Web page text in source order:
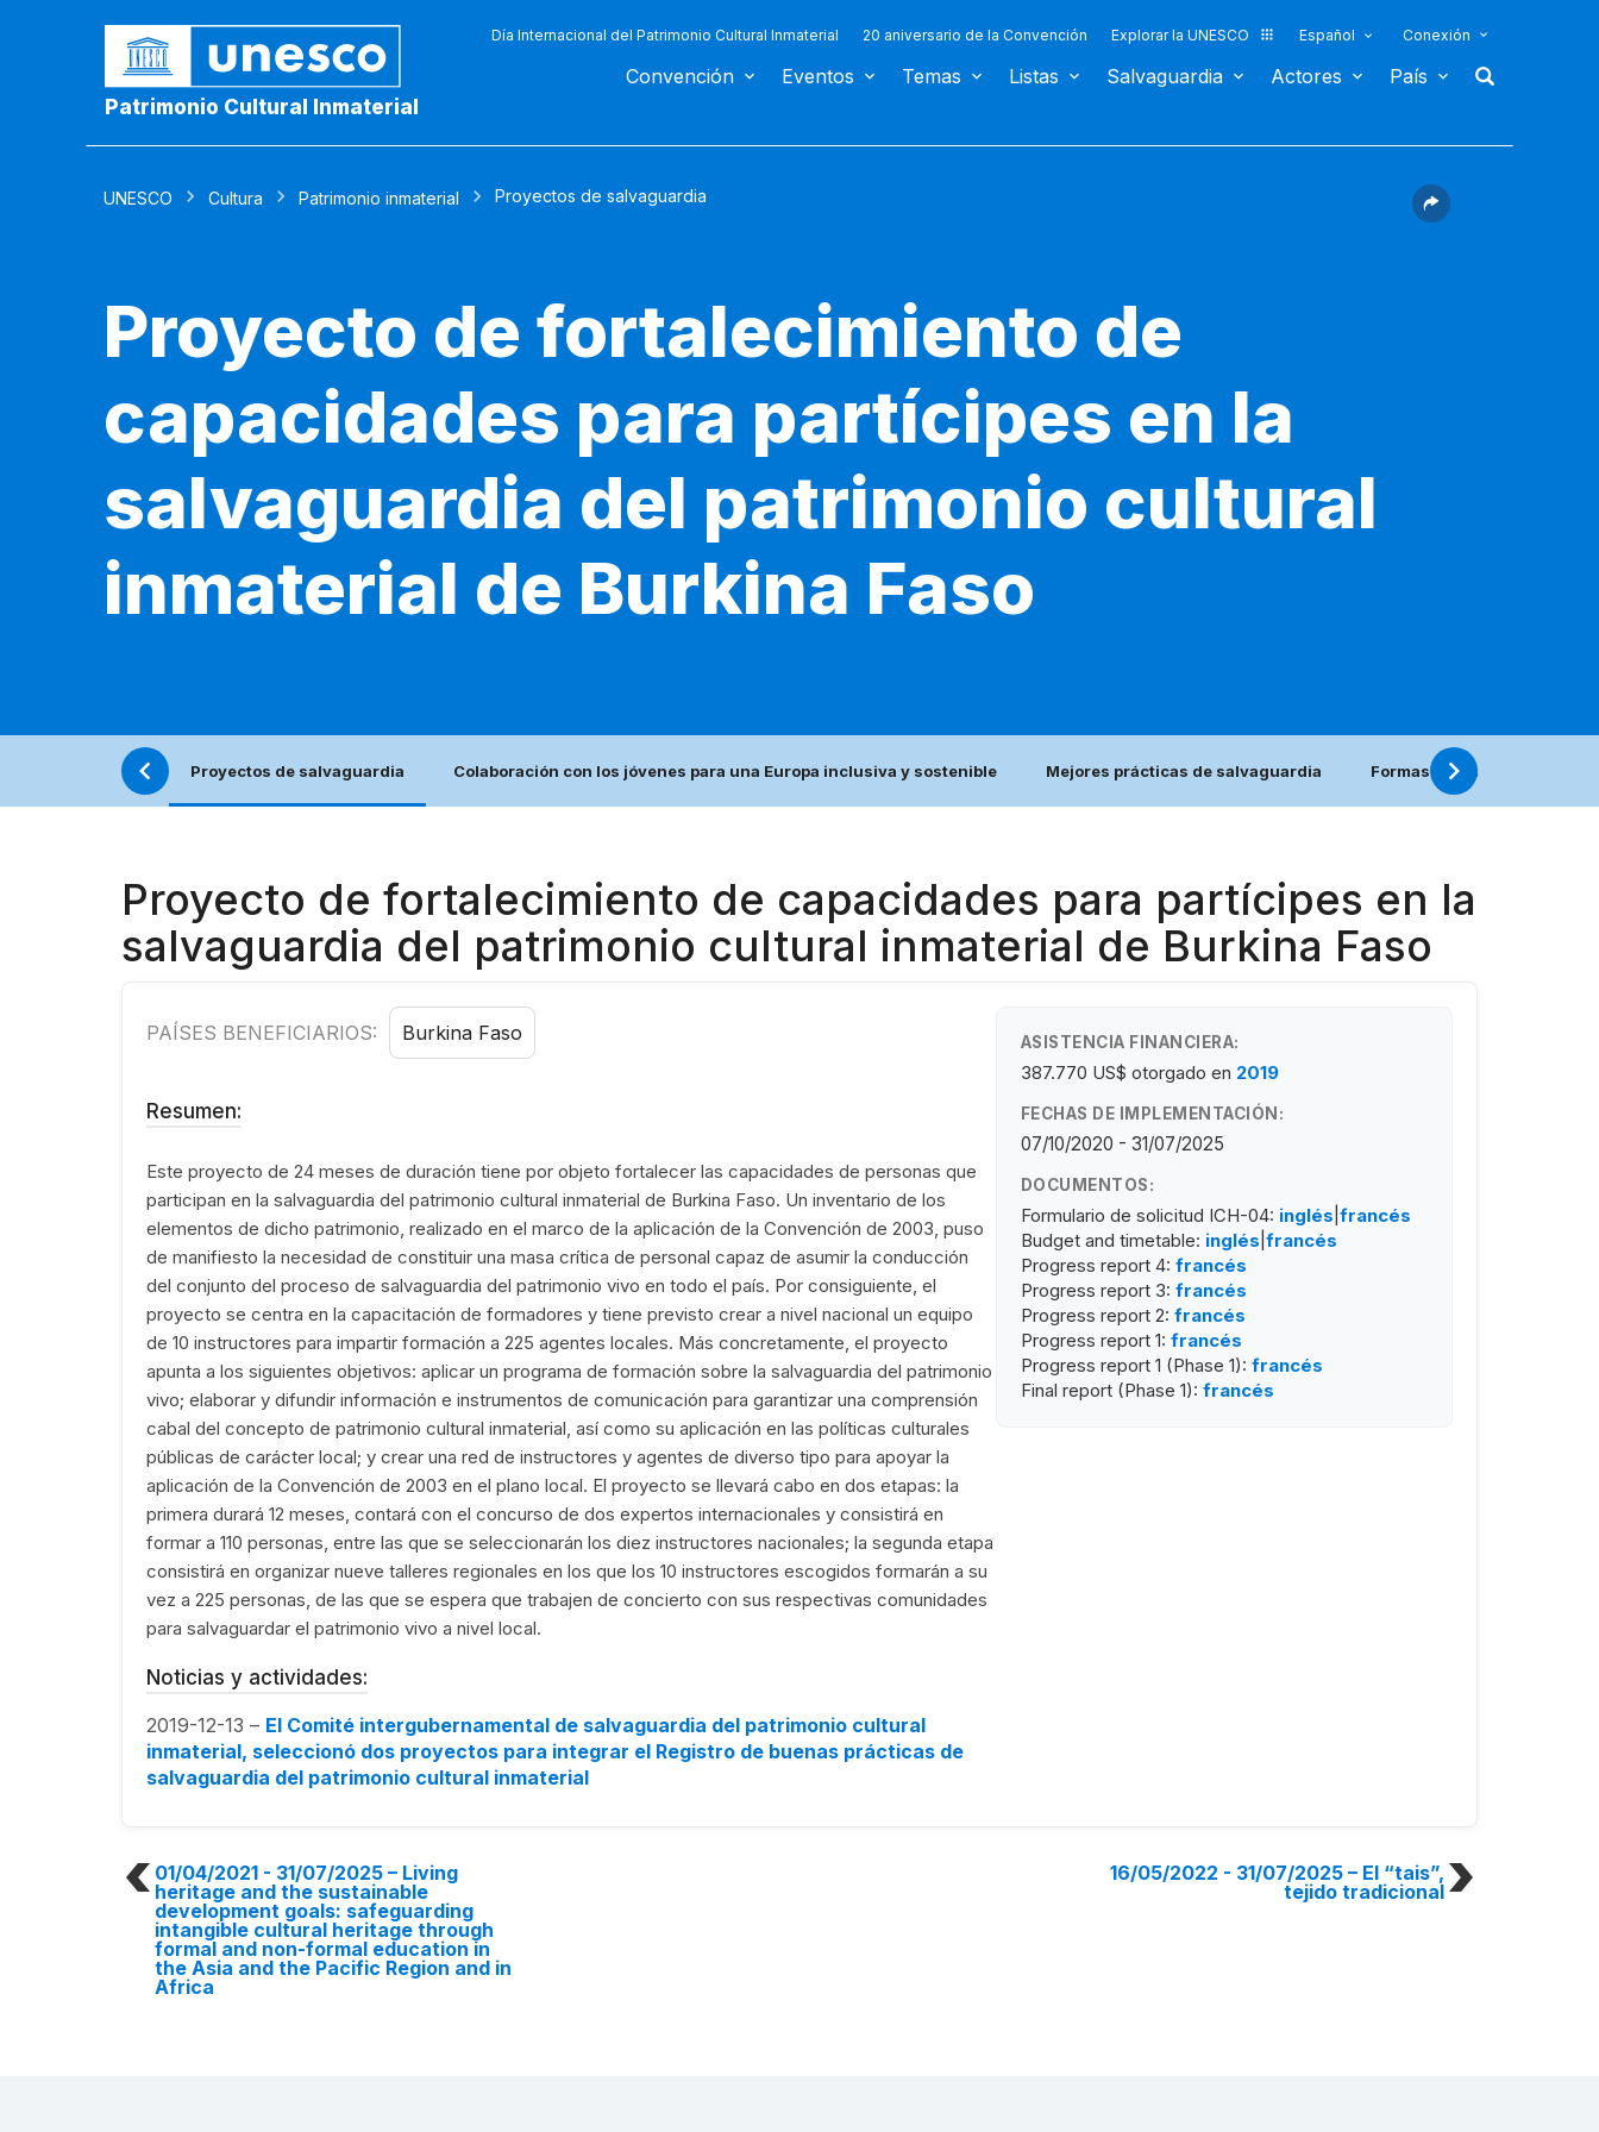
Patrimonio Cultural Inmaterial
Día Internacional del Patrimonio Cultural Inmaterial 20 aniversario de la Convención Explorar la UNESCO Español Conexión
Convención Eventos Temas Listas Salvaguardia Actores País
UNESCO Cultura Patrimonio inmaterial Proyectos de salvaguardia
Proyecto de fortalecimiento de
capacidades para partícipes en la
salvaguardia del patrimonio cultural
inmaterial de Burkina Faso
Proyectos de salvaguardia Colaboración con los jóvenes para una Europa inclusiva y sostenible Mejores prácticas de salvaguardia Formas más sencillas para
Proyecto de fortalecimiento de capacidades para partícipes en la
salvaguardia del patrimonio cultural inmaterial de Burkina Faso
PAÍSES BENEFICIARIOS: Burkina Faso
Resumen:
Este proyecto de 24 meses de duración tiene por objeto fortalecer las capacidades de personas que
participan en la salvaguardia del patrimonio cultural inmaterial de Burkina Faso. Un inventario de los
elementos de dicho patrimonio, realizado en el marco de la aplicación de la Convención de 2003, puso
de manifiesto la necesidad de constituir una masa crítica de personal capaz de asumir la conducción
del conjunto del proceso de salvaguardia del patrimonio vivo en todo el país. Por consiguiente, el
proyecto se centra en la capacitación de formadores y tiene previsto crear a nivel nacional un equipo
de 10 instructores para impartir formación a 225 agentes locales. Más concretamente, el proyecto
apunta a los siguientes objetivos: aplicar un programa de formación sobre la salvaguardia del patrimonio
vivo; elaborar y difundir información e instrumentos de comunicación para garantizar una comprensión
cabal del concepto de patrimonio cultural inmaterial, así como su aplicación en las políticas culturales
públicas de carácter local; y crear una red de instructores y agentes de diverso tipo para apoyar la
aplicación de la Convención de 2003 en el plano local. El proyecto se llevará cabo en dos etapas: la
primera durará 12 meses, contará con el concurso de dos expertos internacionales y consistirá en
formar a 110 personas, entre las que se seleccionarán los diez instructores nacionales; la segunda etapa
consistirá en organizar nueve talleres regionales en los que los 10 instructores escogidos formarán a su
vez a 225 personas, de las que se espera que trabajen de concierto con sus respectivas comunidades
para salvaguardar el patrimonio vivo a nivel local.
Noticias y actividades:
2019-12-13 – El Comité intergubernamental de salvaguardia del patrimonio cultural
inmaterial, seleccionó dos proyectos para integrar el Registro de buenas prácticas de
salvaguardia del patrimonio cultural inmaterial
ASISTENCIA FINANCIERA:
387.770 US$ otorgado en 2019
FECHAS DE IMPLEMENTACIÓN:
07/10/2020 - 31/07/2025
DOCUMENTOS:
Formulario de solicitud ICH-04: inglés francés
Budget and timetable: inglés francés
Progress report 4: francés
Progress report 3: francés
Progress report 2: francés
Progress report 1: francés
Progress report 1 (Phase 1): francés
Final report (Phase 1): francés
01/04/2021 - 31/07/2025 – Living
heritage and the sustainable
development goals: safeguarding
intangible cultural heritage through
formal and non-formal education in
the Asia and the Pacific Region and in
Africa
16/05/2022 - 31/07/2025 – El “tais”,
tejido tradicional